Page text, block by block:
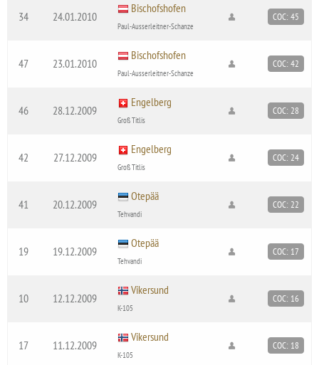
34 24.01.2010
Bischofshofen
Paul-Ausserleitner-Schanze
COC: 45
47 23.01.2010
Bischofshofen
Paul-Ausserleitner-Schanze
COC: 42
46 28.12.2009
Engelberg
Groß Titlis
COC: 28
42 27.12.2009
Engelberg
Groß Titlis
COC: 24
41 20.12.2009
Otepää
Tehvandi
COC: 22
19 19.12.2009
Otepää
Tehvandi
COC: 17
10 12.12.2009
Vikersund
K-105
COC: 16
17 11.12.2009
Vikersund
K-105
COC: 18